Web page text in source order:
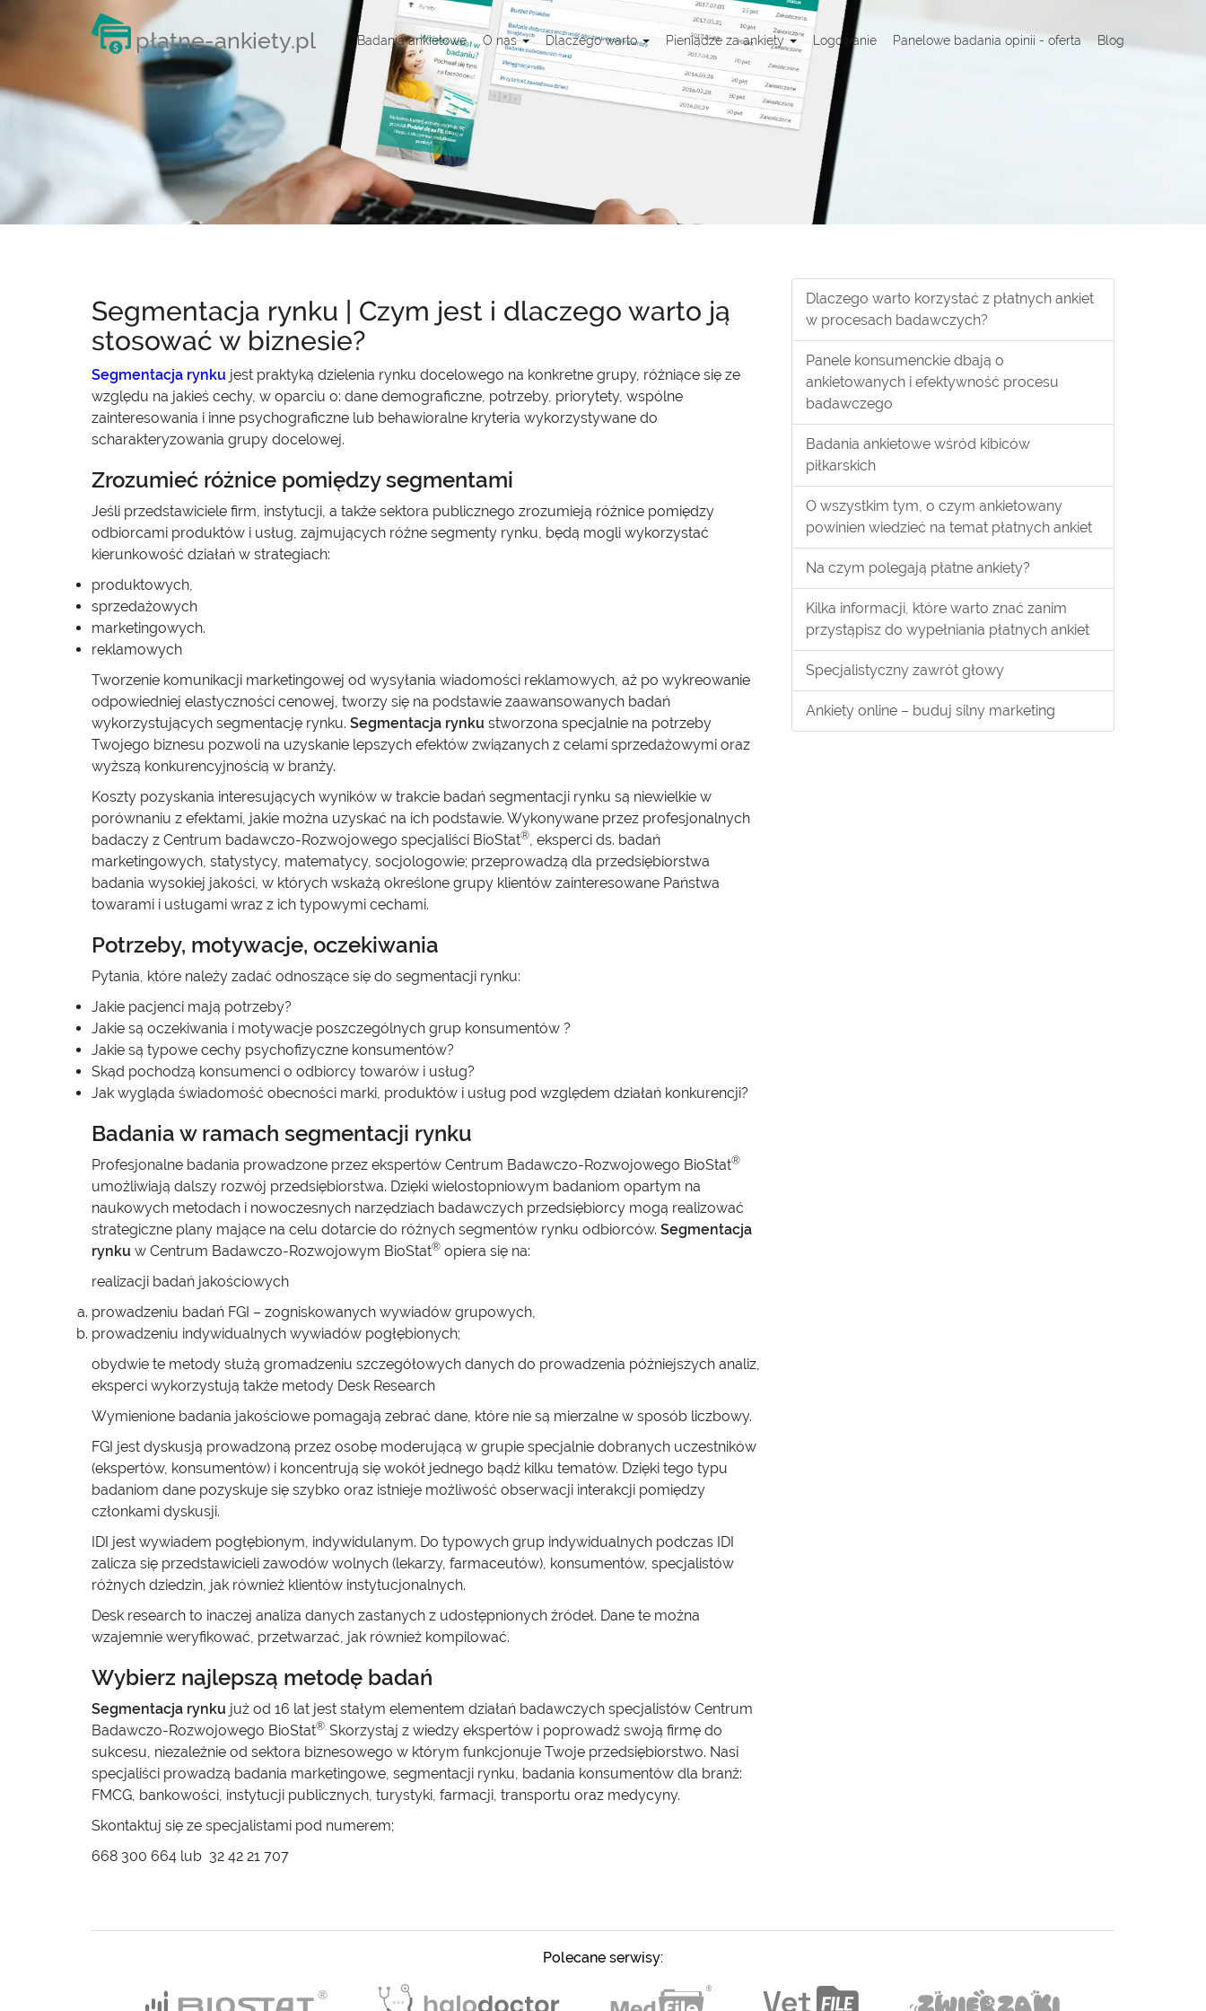
płatne-ankiety.pl Badania ankietowe O nas Dlaczego warto Pieniądze za ankiety Logowanie Panelowe badania opinii - oferta Blog
Segmentacja rynku | Czym jest i dlaczego warto ją
stosować w biznesie?
Segmentacja rynku jest praktyką dzielenia rynku docelowego na konkretne grupy, różniące się ze
względu na jakieś cechy, w oparciu o: dane demograficzne, potrzeby, priorytety, wspólne
zainteresowania i inne psychograficzne lub behawioralne kryteria wykorzystywane do
scharakteryzowania grupy docelowej.
Zrozumieć różnice pomiędzy segmentami
Jeśli przedstawiciele firm, instytucji, a także sektora publicznego zrozumieją różnice pomiędzy
odbiorcami produktów i usług, zajmujących różne segmenty rynku, będą mogli wykorzystać
kierunkowość działań w strategiach:
produktowych,
sprzedażowych
marketingowych.
reklamowych
Tworzenie komunikacji marketingowej od wysyłania wiadomości reklamowych, aż po wykreowanie
odpowiedniej elastyczności cenowej, tworzy się na podstawie zaawansowanych badań
wykorzystujących segmentację rynku. Segmentacja rynku stworzona specjalnie na potrzeby
Twojego biznesu pozwoli na uzyskanie lepszych efektów związanych z celami sprzedażowymi oraz
wyższą konkurencyjnością w branży.
Koszty pozyskania interesujących wyników w trakcie badań segmentacji rynku są niewielkie w
porównaniu z efektami, jakie można uzyskać na ich podstawie. Wykonywane przez profesjonalnych
badaczy z Centrum badawczo-Rozwojowego specjaliści BioStat®, eksperci ds. badań
marketingowych, statystycy, matematycy, socjologowie; przeprowadzą dla przedsiębiorstwa
badania wysokiej jakości, w których wskażą określone grupy klientów zainteresowane Państwa
towarami i usługami wraz z ich typowymi cechami.
Potrzeby, motywacje, oczekiwania
Pytania, które należy zadać odnoszące się do segmentacji rynku:
Jakie pacjenci mają potrzeby?
Jakie są oczekiwania i motywacje poszczególnych grup konsumentów ?
Jakie są typowe cechy psychofizyczne konsumentów?
Skąd pochodzą konsumenci o odbiorcy towarów i usług?
Jak wygląda świadomość obecności marki, produktów i usług pod względem działań konkurencji?
Badania w ramach segmentacji rynku
Profesjonalne badania prowadzone przez ekspertów Centrum Badawczo-Rozwojowego BioStat®
umożliwiają dalszy rozwój przedsiębiorstwa. Dzięki wielostopniowym badaniom opartym na
naukowych metodach i nowoczesnych narzędziach badawczych przedsiębiorcy mogą realizować
strategiczne plany mające na celu dotarcie do różnych segmentów rynku odbiorców. Segmentacja
rynku w Centrum Badawczo-Rozwojowym BioStat® opiera się na:
realizacji badań jakościowych
prowadzeniu badań FGI – zogniskowanych wywiadów grupowych,
prowadzeniu indywidualnych wywiadów pogłębionych;
obydwie te metody służą gromadzeniu szczegółowych danych do prowadzenia późniejszych analiz,
eksperci wykorzystują także metody Desk Research
Wymienione badania jakościowe pomagają zebrać dane, które nie są mierzalne w sposób liczbowy.
FGI jest dyskusją prowadzoną przez osobę moderującą w grupie specjalnie dobranych uczestników
(ekspertów, konsumentów) i koncentrują się wokół jednego bądź kilku tematów. Dzięki tego typu
badaniom dane pozyskuje się szybko oraz istnieje możliwość obserwacji interakcji pomiędzy
członkami dyskusji.
IDI jest wywiadem pogłębionym, indywidulanym. Do typowych grup indywidualnych podczas IDI
zalicza się przedstawicieli zawodów wolnych (lekarzy, farmaceutów), konsumentów, specjalistów
różnych dziedzin, jak również klientów instytucjonalnych.
Desk research to inaczej analiza danych zastanych z udostępnionych źródeł. Dane te można
wzajemnie weryfikować, przetwarzać, jak również kompilować.
Wybierz najlepszą metodę badań
Segmentacja rynku już od 16 lat jest stałym elementem działań badawczych specjalistów Centrum
Badawczo-Rozwojowego BioStat®. Skorzystaj z wiedzy ekspertów i poprowadź swoją firmę do
sukcesu, niezależnie od sektora biznesowego w którym funkcjonuje Twoje przedsiębiorstwo. Nasi
specjaliści prowadzą badania marketingowe, segmentacji rynku, badania konsumentów dla branż:
FMCG, bankowości, instytucji publicznych, turystyki, farmacji, transportu oraz medycyny.
Skontaktuj się ze specjalistami pod numerem;
668 300 664 lub 32 42 21 707
Dlaczego warto korzystać z płatnych ankiet
w procesach badawczych?
Panele konsumenckie dbają o
ankietowanych i efektywność procesu
badawczego
Badania ankietowe wśród kibiców
piłkarskich
O wszystkim tym, o czym ankietowany
powinien wiedzieć na temat płatnych ankiet
Na czym polegają płatne ankiety?
Kilka informacji, które warto znać zanim
przystąpisz do wypełniania płatnych ankiet
Specjalistyczny zawrót głowy
Ankiety online – buduj silny marketing
Polecane serwisy: